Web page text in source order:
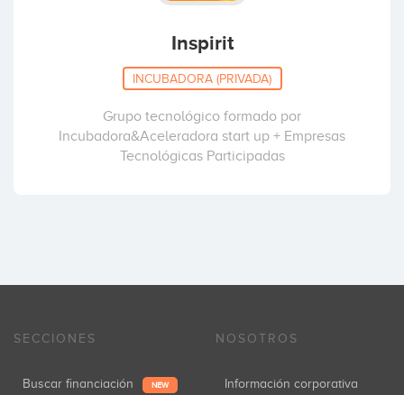
Inspirit
INCUBADORA (PRIVADA)
Grupo tecnológico formado por
Incubadora&Aceleradora start up + Empresas
Tecnológicas Participadas
SECCIONES
Buscar financiación NEW
NOSOTROS
Información corporativa